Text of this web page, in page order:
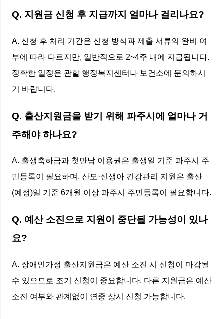
Q. 지원금 신청 후 지급까지 얼마나 걸리나요?
A. 신청 후 처리 기간은 신청 방식과 제출 서류의 완비 여
부에 따라 다르지만, 일반적으로 2~4주 내에 지급됩니다.
정확한 일정은 관할 행정복지센터나 보건소에 문의하시
기 바랍니다.
Q. 출산지원금을 받기 위해 파주시에 얼마나 거
주해야 하나요?
A. 출생축하금과 첫만남 이용권은 출생일 기준 파주시 주
민등록이 필요하며, 산모·신생아 건강관리 지원은 출산
(예정)일 기준 6개월 이상 파주시 주민등록이 필요합니다.
Q. 예산 소진으로 지원이 중단될 가능성이 있나
요?
A. 장애인가정 출산지원금은 예산 소진 시 신청이 마감될
수 있으므로 조기 신청이 중요합니다. 다른 지원금은 예산
소진 여부와 관계없이 연중 상시 신청 가능합니다.